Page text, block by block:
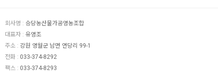
회사명 : 승당농산물가공영농조합
대표자 : 유영조
주소 : 강원 영월군 남면 연당리 99-1
전화 : 033-374-8292
팩스 : 033-374-8293